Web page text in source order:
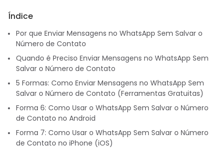
Índice
Por que Enviar Mensagens no WhatsApp Sem Salvar o
Número de Contato
Quando é Preciso Enviar Mensagens no WhatsApp Sem
Salvar o Número de Contato
5 Formas: Como Enviar Mensagens no WhatsApp Sem
Salvar o Número de Contato (Ferramentas Gratuitas)
Forma 6: Como Usar o WhatsApp Sem Salvar o Número
de Contato no Android
Forma 7: Como Usar o WhatsApp Sem Salvar o Número
de Contato no iPhone (iOS)